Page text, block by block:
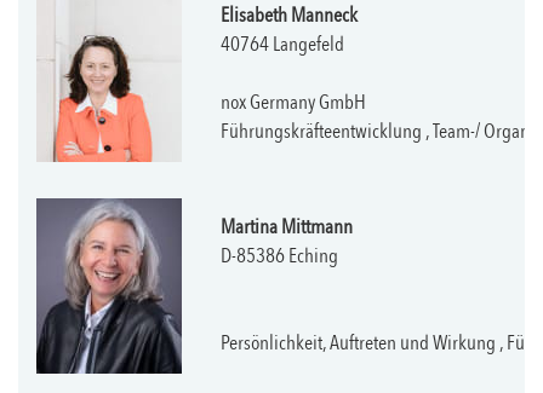
Elisabeth Manneck
40764 Langefeld
nox Germany GmbH
Führungskräfteentwicklung , Team-/
Martina Mittmann
D-85386 Eching
Persönlichkeit, Auftreten und Wirkung ,